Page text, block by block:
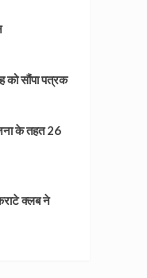
को सौंपा पत्रक
के तहत 26
क्लब ने